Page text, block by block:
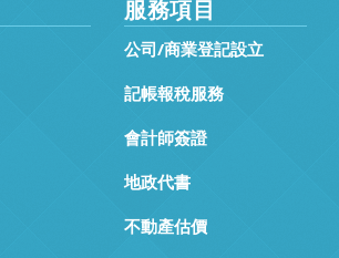
服務項目
公司/商業登記設立
記帳報稅服務
會計師簽證
地政代書
不動產估價